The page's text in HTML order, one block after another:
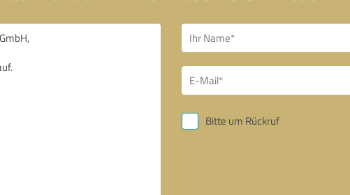
Bitte um Rückruf